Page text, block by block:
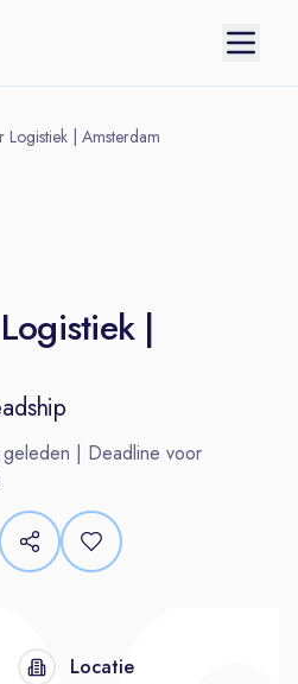
Logistiek | Amsterdam
|
| Deadline voor
Locatie